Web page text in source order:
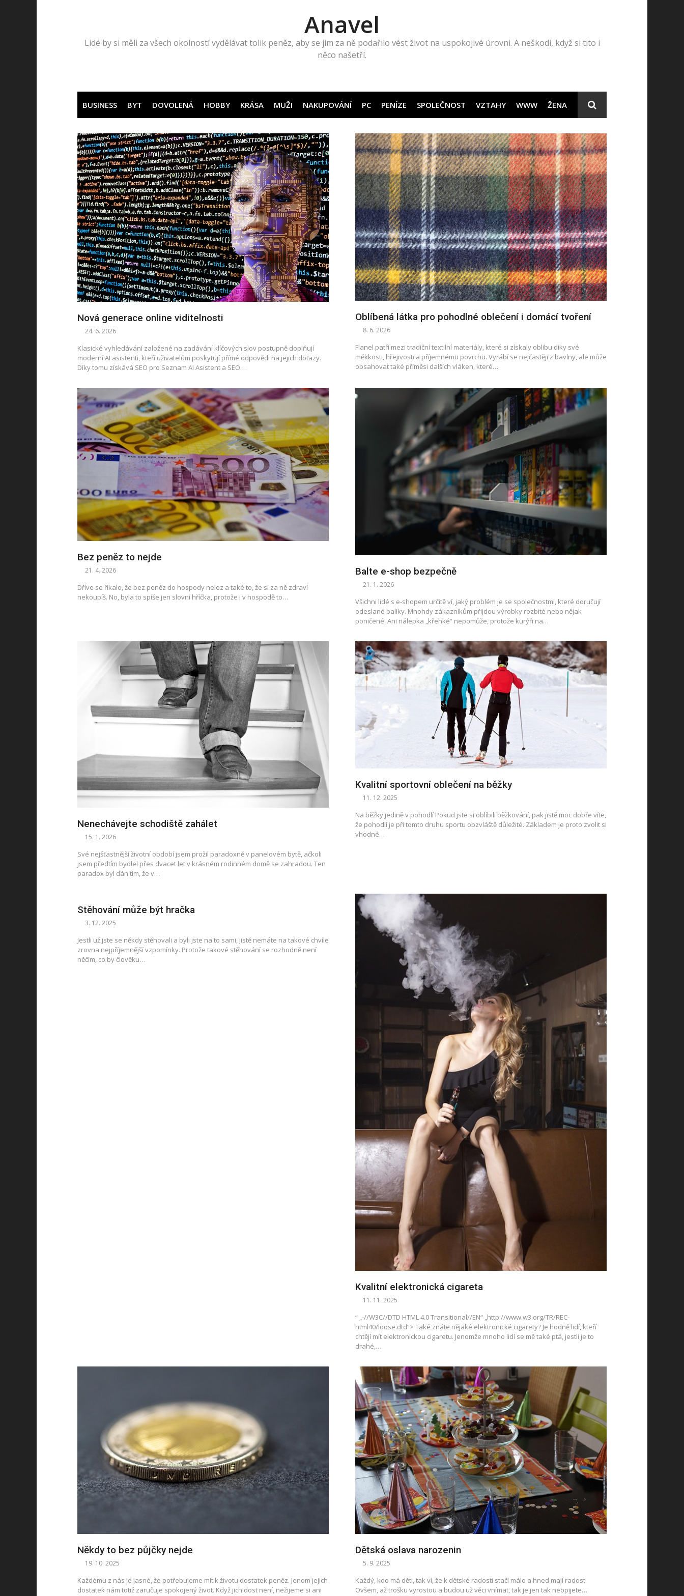
Anavel
Lidé by si měli za všech okolností vydělávat tolik peněz, aby se jim za ně podařilo vést život na uspokojivé úrovni. A neškodí, když si tito i
něco našetří.
BUSINESS BYT DOVOLENÁ HOBBY KRÁSA MUŽI NAKUPOVÁNÍ PC PENÍZE SPOLEČNOST VZTAHY WWW ŽENA
Nová generace online viditelnosti
24. 6. 2026
Klasické vyhledávání založené na zadávání klíčových slov postupně doplňují
moderní AI asistenti, kteří uživatelům poskytují přímé odpovědi na jejich dotazy.
Díky tomu získává SEO pro Seznam AI Asistent a SEO…
Oblíbená látka pro pohodlné oblečení i domácí tvoření
8. 6. 2026
Flanel patří mezi tradiční textilní materiály, které si získaly oblibu díky své
měkkosti, hřejivosti a příjemnému povrchu. Vyrábí se nejčastěji z bavlny, ale může
obsahovat také příměsi dalších vláken, které…
Bez peněz to nejde
21. 4. 2026
Dříve se říkalo, že bez peněz do hospody nelez a také to, že si za ně zdraví
nekoupíš. No, byla to spíše jen slovní hříčka, protože i v hospodě to…
Balte e-shop bezpečně
21. 1. 2026
Všichni lidé s e-shopem určitě ví, jaký problém je se společnostmi, které doručují
odeslané balíky. Mnohdy zákazníkům přijdou výrobky rozbité nebo nějak
poničené. Ani nálepka „křehké“ nepomůže, protože kurýři na…
Nenechávejte schodiště zahálet
15. 1. 2026
Své nejšťastnější životní období jsem prožil paradoxně v panelovém bytě, ačkoli
jsem předtím bydlel přes dvacet let v krásném rodinném domě se zahradou. Ten
paradox byl dán tím, že v…
Kvalitní sportovní oblečení na běžky
11. 12. 2025
Na běžky jedině v pohodlí Pokud jste si oblíbili běžkování, pak jistě moc dobře víte,
že pohodlí je při tomto druhu sportu obzvláště důležité. Základem je proto zvolit si
vhodné…
Stěhování může být hračka
3. 12. 2025
Jestli už jste se někdy stěhovali a byli jste na to sami, jistě nemáte na takové chvíle
zrovna nejpříjemnější vzpomínky. Protože takové stěhování se rozhodně není
něčím, co by člověku…
Kvalitní elektronická cigareta
11. 11. 2025
“ „-//W3C//DTD HTML 4.0 Transitional//EN“ „http://www.w3.org/TR/REC-
html40/loose.dtd“> Také znáte nějaké elektronické cigarety? Je hodně lidí, kteří
chtějí mít elektronickou cigaretu. Jenomže mnoho lidí se mě také ptá, jestli je to
drahé,…
Někdy to bez půjčky nejde
19. 10. 2025
Každému z nás je jasné, že potřebujeme mít k životu dostatek peněz. Jenom jejich
dostatek nám totiž zaručuje spokojený život. Když jich dost není, nežijeme si ani
Dětská oslava narozenin
5. 9. 2025
Každý, kdo má děti, tak ví, že k dětské radosti stačí málo a hned mají radost.
Ovšem, až trošku vyrostou a budou už věci vnímat, tak je jen tak neopijete…